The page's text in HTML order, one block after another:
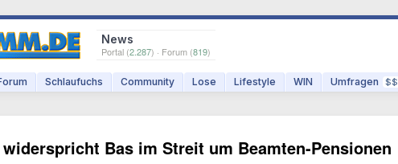
News
Portal (2.287) · Forum (819)
Schlaufuchs Community Lose Lifestyle WIN Umfragen $$
Bas im Streit um Beamten-Pensionen